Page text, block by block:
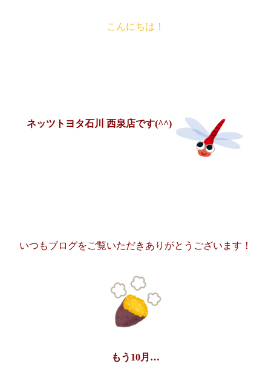
こんにちは！
ネッツトヨタ石川 西泉店です(^^)
いつもブログをご覧いただきありがとうございます！
もう10月…